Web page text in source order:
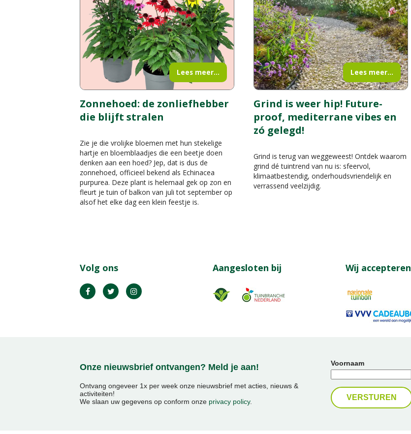
Zonnehoed: de zonliefhebber
die blijft stralen
Zie je die vrolijke bloemen met hun stekelige
hartje en bloemblaadjes die een beetje doen
denken aan een hoed? Jep, dat is dus de
zonnehoed, officieel bekend als Echinacea
purpurea. Deze plant is helemaal gek op zon en
fleurt je tuin of balkon van juli tot september op
alsof het elke dag een klein feestje is.
Lees meer...
Grind is weer hip! Future-
proof, mediterrane vibes en
zó gelegd!
Grind is terug van weggeweest! Ontdek waarom
grind dé tuintrend van nu is: sfeervol,
klimaatbestendig, onderhoudsvriendelijk en
verrassend veelzijdig.
Lees meer...
Volg ons Aangesloten bij Wij accepteren
Onze nieuwsbrief ontvangen? Meld je aan!
Ontvang ongeveer 1x per week onze nieuwsbrief met acties, nieuws &
activiteiten!
We slaan uw gegevens op conform onze privacy policy.
Voornaam